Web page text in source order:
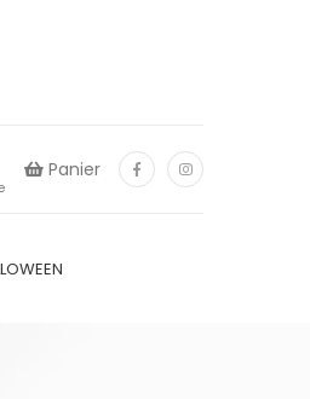
Panier